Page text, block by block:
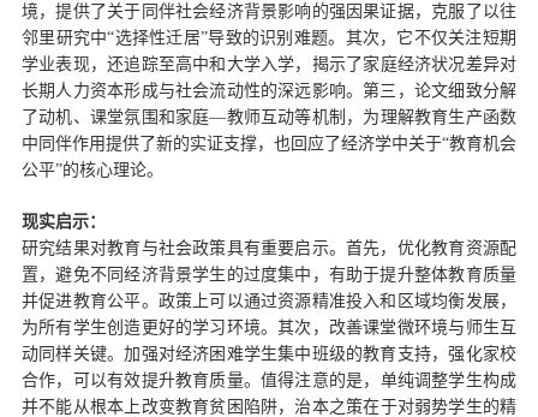
境，提供了关于同伴社会经济背景影响的强因果证据，克服了以往
邻里研究中“选择性迁居”导致的识别难题。其次，它不仅关注短期
学业表现，还追踪至高中和大学入学，揭示了家庭经济状况差异对
长期人力资本形成与社会流动性的深远影响。第三，论文细致分解
了动机、课堂氛围和家庭—教师互动等机制，为理解教育生产函数
中同伴作用提供了新的实证支撑，也回应了经济学中关于“教育机会
公平”的核心理论。
现实启示：
研究结果对教育与社会政策具有重要启示。首先，优化教育资源配
置，避免不同经济背景学生的过度集中，有助于提升整体教育质量
并促进教育公平。政策上可以通过资源精准投入和区域均衡发展，
为所有学生创造更好的学习环境。其次，改善课堂微环境与师生互
动同样关键。加强对经济困难学生集中班级的教育支持，强化家校
合作，可以有效提升教育质量。 值得注意的是，单纯调整学生构成
并不能 从根本上改变教育贫困陷阱，治本之策在于对弱势学生的精